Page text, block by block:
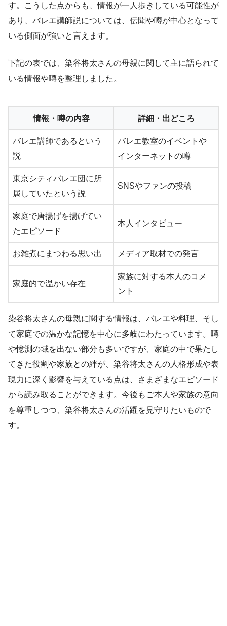
す。こうした点からも、情報が一人歩きしている可能性が
あり、バレエ講師説については、伝聞や噂が中心となって
いる側面が強いと言えます。
下記の表では、染谷将太さんの母親に関して主に語られて
いる情報や噂を整理しました。
情報・噂の内容 詳細・出どころ
バレエ講師であるという
説
バレエ教室のイベントや
インターネットの噂
東京シティバレエ団に所
属していたという説
SNSやファンの投稿
家庭で唐揚げを揚げてい
たエピソード
本人インタビュー
お雑煮にまつわる思い出 メディア取材での発言
家庭的で温かい存在
家族に対する本人のコメ
ント
染谷将太さんの母親に関する情報は、バレエや料理、そし
て家庭での温かな記憶を中心に多岐にわたっています。噂
や憶測の域を出ない部分も多いですが、家庭の中で果たし
てきた役割や家族との絆が、染谷将太さんの人格形成や表
現力に深く影響を与えている点は、さまざまなエピソード
から読み取ることができます。今後もご本人や家族の意向
を尊重しつつ、染谷将太さんの活躍を見守りたいもので
す。